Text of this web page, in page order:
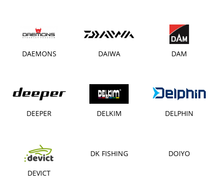
DAEMONS DAIWA DAM
DEEPER DELKIM DELPHIN
DEVICT
DK FISHING DOIYO